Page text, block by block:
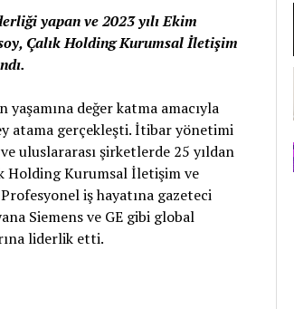
yapan ve 2023 yılı Ekim
Çalık Holding Kurumsal İletişim
değer katma amacıyla
atamagerçekleşti. İtibar yönetimi
uluslararası şirketlerde 25 yıldan
Holding Kurumsal İletişim ve
iş hayatına gazeteci
Siemens ve GE gibi global
liderlik etti.